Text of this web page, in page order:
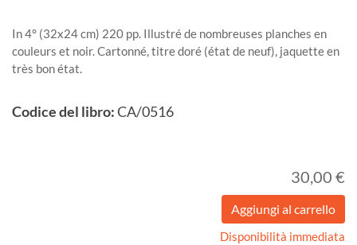
In 4° (32x24 cm) 220 pp. Illustré de nombreuses planches en
couleurs et noir. Cartonné, titre doré (état de neuf), jaquette en
très bon état.
Codice del libro:CA/0516
30,00 €
Disponibilità immediata